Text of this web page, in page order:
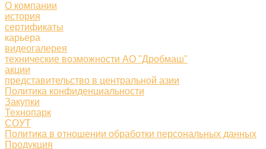
О компании
история
сертификаты
карьера
видеогалерея
технические возможности АО "Дробмаш"
акции
представительство в центральной азии
Политика конфиденциальности
Закупки
Технопарк
СОУТ
Политика в отношении обработки персональных данных
Продукция